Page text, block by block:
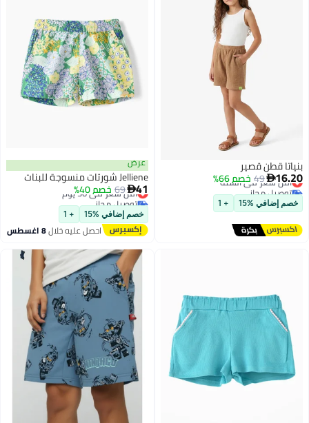
بنياتا قطن قصير
16.20
49 خصم 66%
أقل سعر في السنة
توصيل مجاني
أقل سعر في السنة
خصم إضافي %15 + 1
عرض
Jelliene شورتات منسوجة للبنات
41
69 خصم 40%
أقل سعر في 30 يوم
توصيل مجاني
أقل سعر في 30 يوم
خصم إضافي %15 + 1
احصل عليه خلال8 اغسطس